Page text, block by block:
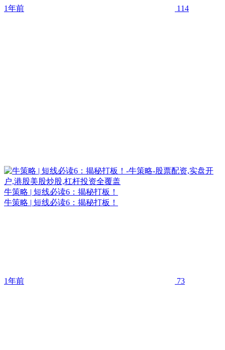
1年前 114
牛策略 | 短线必读6：揭秘打板！
牛策略 | 短线必读6：揭秘打板！
1年前 73